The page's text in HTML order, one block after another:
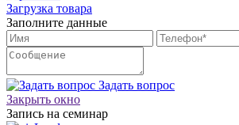
Загрузка товара
Заполните данные
Задать вопрос
Закрыть окно
Запись на семинар